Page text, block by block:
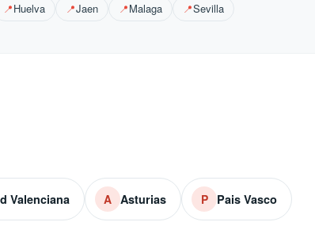
📍Huelva 📍Jaen 📍Malaga 📍Sevilla
Valenciana A Asturias P Pais Vasco